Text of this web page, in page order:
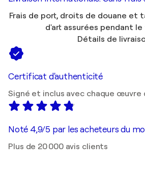
Frais de port, droits de douane et
d'art assurées pendant
Détails de
Certificat d'authenticité
Signé et inclus avec chaque œuvre
Noté 4,9/5 par les acheteurs du
Plus de 20 000 avis clients